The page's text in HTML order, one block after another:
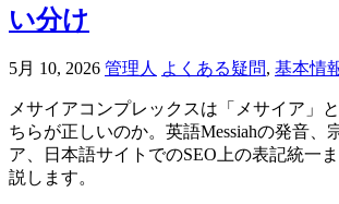
い分け
5月 10, 2026 管理人 よくある疑問, 基本情
メサイアコンプレックスは「メサイア」
ちらが正しいのか。英語Messiahの発音、
ア、日本語サイトでのSEO上の表記統一
説します。